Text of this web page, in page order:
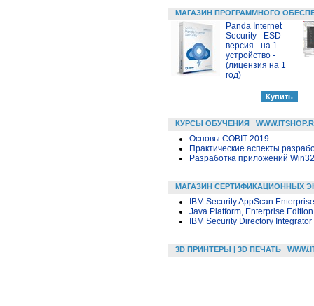
МАГАЗИН ПРОГРАММНОГО
Panda Internet
Security - ESD
версия - на 1
устройство -
(лицензия на 1
год)
КУРСЫ ОБУЧЕНИЯ
Основы COBIT 2019
Практические аспекты
Разработка приложений
МАГАЗИН СЕРТИФИКАЦИОННЫХ
IBM Security AppScan
Java Platform, Enterprise
IBM Security Directory
3D ПРИНТЕРЫ | 3D ПЕЧАТЬ